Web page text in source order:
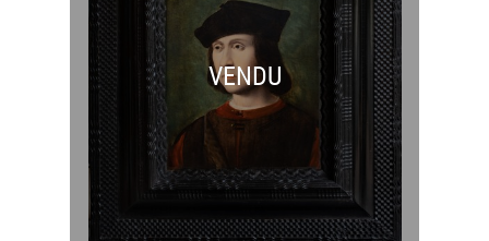
VENDU